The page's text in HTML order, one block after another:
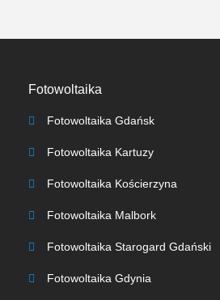
Fotowoltaika
Fotowoltaika Gdańsk
Fotowoltaika Kartuzy
Fotowoltaika Kościerzyna
Fotowoltaika Malbork
Fotowoltaika Starogard Gdański
Fotowoltaika Gdynia